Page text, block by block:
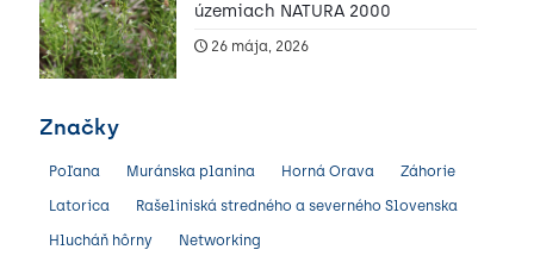
územiach NATURA 2000
26 mája, 2026
Značky
Poľana Muránska planina Horná Orava Záhorie
Latorica Rašeliniská stredného a severného Slovenska
Hlucháň hôrny Networking